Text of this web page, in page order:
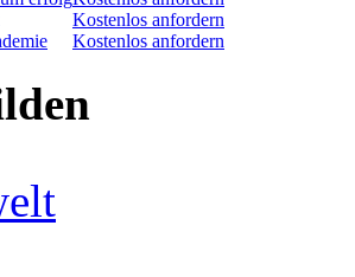
Kostenlos anfordern
Kostenlos anfordern